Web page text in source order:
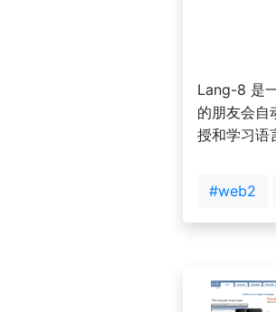
Lang-8 是
的朋友会自
授和学习语
#web2